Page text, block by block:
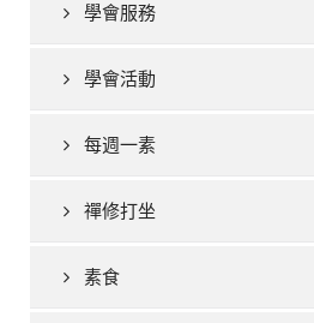
學會服務
學會活動
每週一素
禪修打坐
素食